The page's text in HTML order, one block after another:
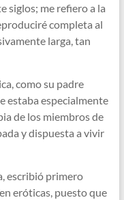
siglos; me refiero a la
completa al
larga, tan
como su padre
estaba especialmente
de los miembros de
y dispuesta a vivir
escribió primero
eróticas, puesto que